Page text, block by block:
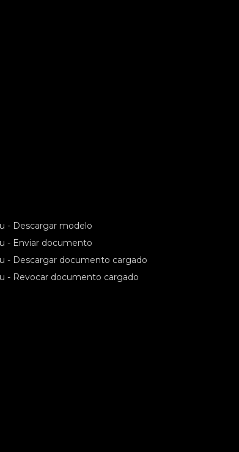
- Descargar modelo
- Enviar documento
- Descargar documento cargado
- Revocar documento cargado